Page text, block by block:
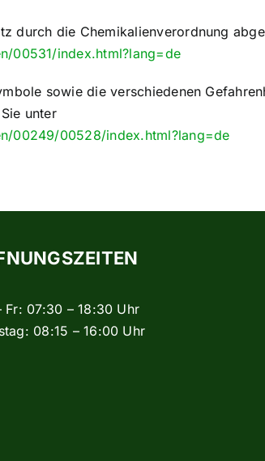
durch die Chemikalienverordnung
00531/index.html?lang=de
sowie die verschiedenen
unter
00249/00528/index.html?lang=de
Fr: 07:30 – 18:30 Uhr
08:15 – 16:00 Uhr